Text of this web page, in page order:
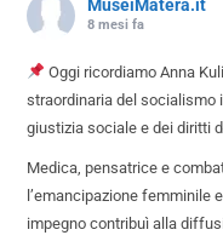
MuseiMatera.it
8 mesi fa
Oggi ricordiamo Anna
straordinaria del socialismo
giustizia sociale e dei diritti
Medica, pensatrice e
l’emancipazione femminile
impegno contribuì alla